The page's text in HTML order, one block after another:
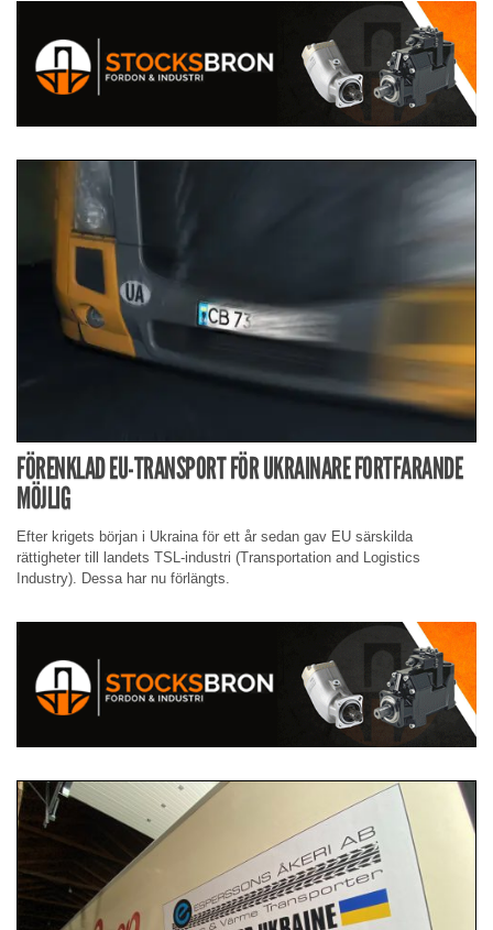
FÖRENKLAD EU-TRANSPORT FÖR UKRAINARE FORTFARANDE
MÖJLIG
Efter krigets början i Ukraina för ett år sedan gav EU särskilda
rättigheter till landets TSL-industri (Transportation and Logistics
Industry). Dessa har nu förlängts.